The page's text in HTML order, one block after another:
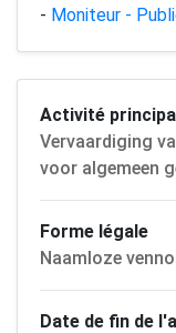
- Moniteur -
Activité
Vervaardiging
voor algemeen
Forme légale
Naamloze
Date de fin de